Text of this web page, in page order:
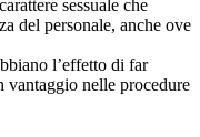
sessuale che
del personale, anche ove
l’effetto di far
vantaggio nelle procedure